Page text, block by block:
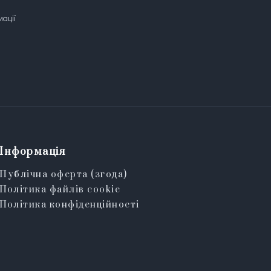
Інформація
Публічна оферта (згода)
Політика файлів cookie
Політика конфіденційності